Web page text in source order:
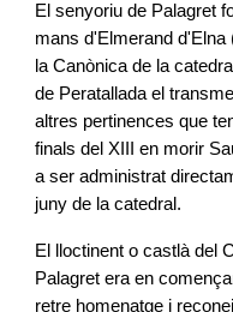
El senyoriu de Palagret
mans d'Elmerand d'Elna
la Canònica de la
de Peratallada el
altres pertinences que
finals del XIII en morir
a ser administrat
juny de la catedral.
El lloctinent o castlà del
Palagret era en
retre homenatge i